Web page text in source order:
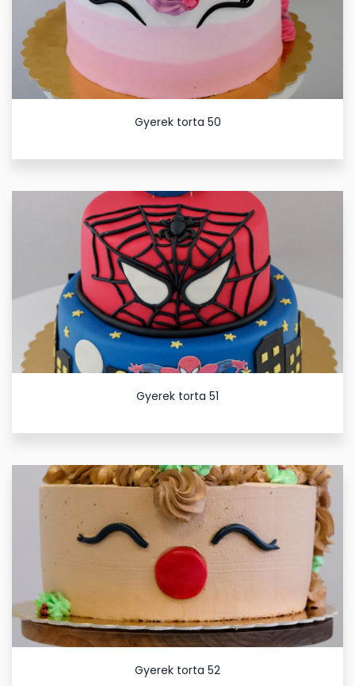
Gyerek torta 50
Gyerek torta 51
Gyerek torta 52